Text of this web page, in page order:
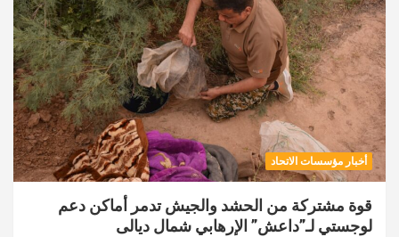
أخبار مؤسسات الاتحاد
قوة مشتركة من الحشد والجيش تدمر أماكن دعم
لوجستي لـ”داعش” الإرهابي شمال ديالى